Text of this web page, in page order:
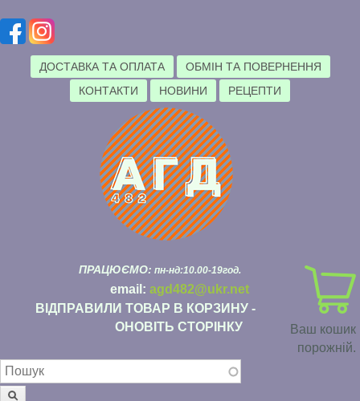
ДОСТАВКА ТА ОПЛАТА
ОБМІН ТА ПОВЕРНЕННЯ
КОНТАКТИ
НОВИНИ РЕЦЕПТИ
Ваш кошик
порожній.
ПРАЦЮЄМО: пн-нд:10.00-19год.
email: agd482@ukr.net
ВІДПРАВИЛИ ТОВАР В КОРЗИНУ -
ОНОВІТЬ СТОРІНКУ
Пошукова форма